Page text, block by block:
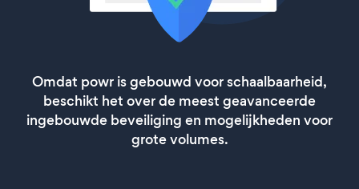
Omdat powr is gebouwd voor schaalbaarheid,
beschikt het over de meest geavanceerde
ingebouwde beveiliging en mogelijkheden voor
grote volumes.